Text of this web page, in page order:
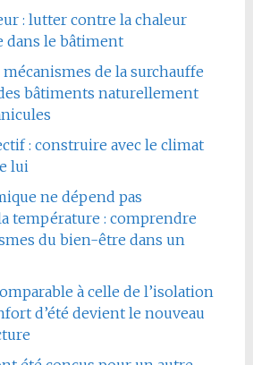
: lutter contre la chaleur
dans le bâtiment
de la surchauffe
bâtiments naturellement
: construire avec le climat
lui
ne dépend pas
température : comprendre
du bien-être dans un
à celle de l’isolation
d’été devient le nouveau